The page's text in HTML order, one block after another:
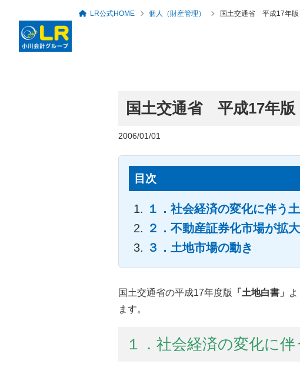
LR公式HOME 個人（財産管理） 国土交通省 平成17年
国土交通省 平成17年
2006/01/01
目次
１．社会経済の変化に伴う
２．不動産証券化市場が拡大
３．土地市場の動き
国土交通省の平成17年度版 「土地白書」
ます。
１．社会経済の変化に